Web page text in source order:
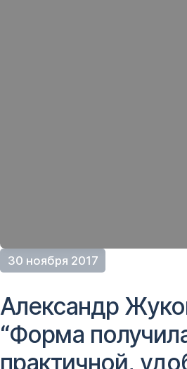
30 ноября 2017
Александр
“Форма
практичной,